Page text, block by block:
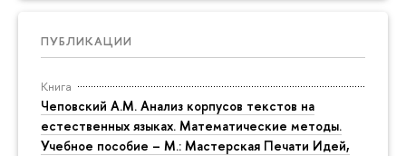
ПУБЛИКАЦИИ
Книга
Чеповский А.М. Анализ корпусов текстов на
естественных языках. Математические методы.
Учебное пособие – М.: Мастерская Печати Идей,